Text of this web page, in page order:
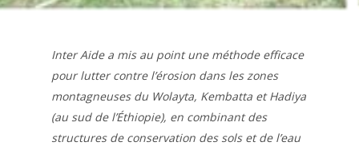
Inter Aide a mis au point une méthode efficace
pour lutter contre l’érosion dans les zones
montagneuses du Wolayta, Kembatta et Hadiya
(au sud de l’Éthiopie), en combinant des
structures de conservation des sols et de l’eau